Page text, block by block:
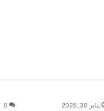
يناير 30, 2025 0